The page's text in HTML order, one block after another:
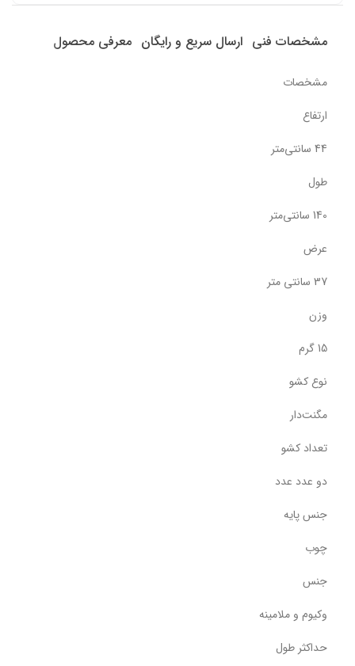
مشخصات فنی ارسال سریع و رایگان معرفی محصول
مشخصات
ارتفاع
44 سانتی‌متر
طول
140 سانتی‌متر
عرض
37 سانتی متر
وزن
15 گرم
نوع کشو
مگنت‌دار
تعداد کشو
دو عدد عدد
جنس پایه
چوب
جنس
وکیوم و ملامینه
حداکثر طول